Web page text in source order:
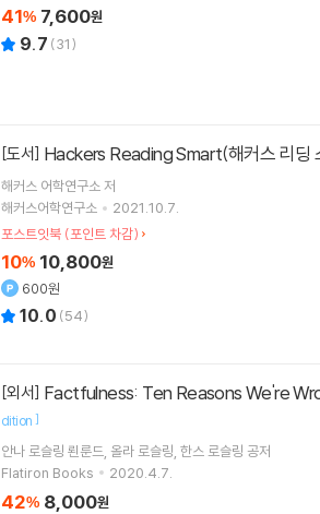
41% 7,600원
9.7 (31)
[도서] Hackers Reading Smart(해커스 리딩
해커스 어학연구소 저
해커스어학연구소
2021.10.7.
포스트잇북 (포인트 차감)
10% 10,800원
600원
10.0 (54)
[외서] Factfulness: Ten Reasons We're
dition ]
안나 로슬링 뢴룬드 올라 로슬링 한스 로슬링 공저
Flatiron Books
2020.4.7.
42% 8,000원